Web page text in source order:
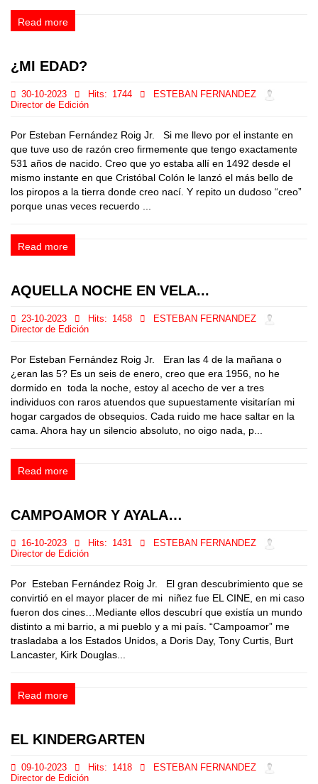
Read more
¿MI EDAD?
30-10-2023 Hits: 1744
ESTEBAN FERNANDEZ
Director de Edición
Por Esteban Fernández Roig Jr. Si me llevo por el instante en
que tuve uso de razón creo firmemente que tengo exactamente
531 años de nacido. Creo que yo estaba allí en 1492 desde el
mismo instante en que Cristóbal Colón le lanzó el más bello de
los piropos a la tierra donde creo nací. Y repito un dudoso “creo”
porque unas veces recuerdo ...
Read more
AQUELLA NOCHE EN VELA...
23-10-2023 Hits: 1458
ESTEBAN FERNANDEZ
Director de Edición
Por Esteban Fernández Roig Jr. Eran las 4 de la mañana o
¿eran las 5? Es un seis de enero, creo que era 1956, no he
dormido en toda la noche, estoy al acecho de ver a tres
individuos con raros atuendos que supuestamente visitarían mi
hogar cargados de obsequios. Cada ruido me hace saltar en la
cama. Ahora hay un silencio absoluto, no oigo nada, p...
Read more
CAMPOAMOR Y AYALA…
16-10-2023 Hits: 1431
ESTEBAN FERNANDEZ
Director de Edición
Por Esteban Fernández Roig Jr. El gran descubrimiento que se
convirtió en el mayor placer de mi niñez fue EL CINE, en mi caso
fueron dos cines…Mediante ellos descubrí que existía un mundo
distinto a mi barrio, a mi pueblo y a mi país. “Campoamor” me
trasladaba a los Estados Unidos, a Doris Day, Tony Curtis, Burt
Lancaster, Kirk Douglas...
Read more
EL KINDERGARTEN
09-10-2023 Hits: 1418
ESTEBAN FERNANDEZ
Director de Edición